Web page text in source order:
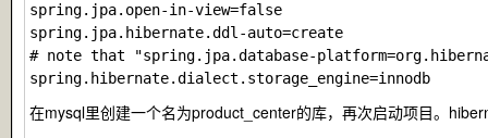
spring.jpa.open-in-view=false
spring.jpa.hibernate.ddl-auto=create
# note that "spring.jpa.database-
在mysql里创建一个名为product_center的库，再次启动项目。